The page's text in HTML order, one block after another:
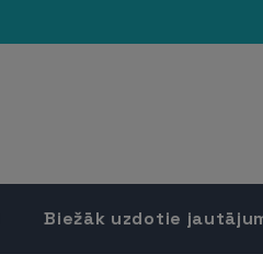
Biežāk uzdotie